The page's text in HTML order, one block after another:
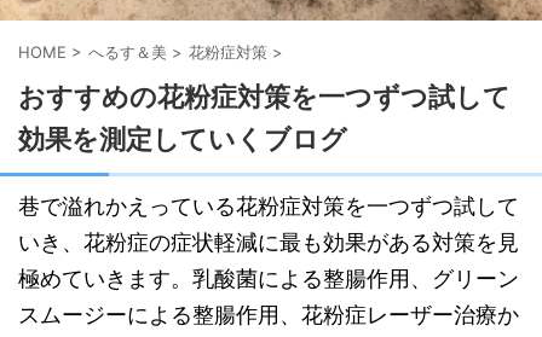
HOME > へるす＆美 > 花粉症対策 >
おすすめの花粉症対策を一つずつ試して
効果を測定していくブログ
巷で溢れかえっている花粉症対策を一つずつ試して
いき、花粉症の症状軽減に最も効果がある対策を見
極めていきます。乳酸菌による整腸作用、グリーン
スムージーによる整腸作用、花粉症レーザー治療か